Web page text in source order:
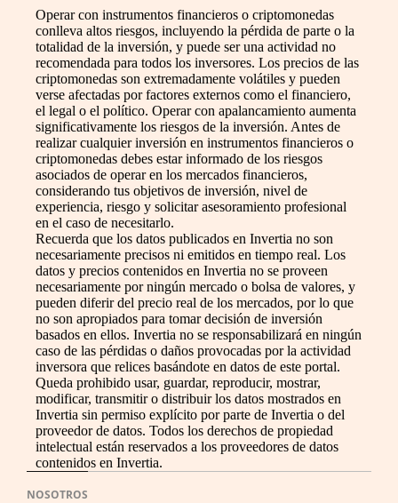
Operar con instrumentos financieros o criptomonedas
conlleva altos riesgos, incluyendo la pérdida de parte o la
totalidad de la inversión, y puede ser una actividad no
recomendada para todos los inversores. Los precios de las
criptomonedas son extremadamente volátiles y pueden
verse afectadas por factores externos como el financiero,
el legal o el político. Operar con apalancamiento aumenta
significativamente los riesgos de la inversión. Antes de
realizar cualquier inversión en instrumentos financieros o
criptomonedas debes estar informado de los riesgos
asociados de operar en los mercados financieros,
considerando tus objetivos de inversión, nivel de
experiencia, riesgo y solicitar asesoramiento profesional
en el caso de necesitarlo.
Recuerda que los datos publicados en Invertia no son
necesariamente precisos ni emitidos en tiempo real. Los
datos y precios contenidos en Invertia no se proveen
necesariamente por ningún mercado o bolsa de valores, y
pueden diferir del precio real de los mercados, por lo que
no son apropiados para tomar decisión de inversión
basados en ellos. Invertia no se responsabilizará en ningún
caso de las pérdidas o daños provocadas por la actividad
inversora que relices basándote en datos de este portal.
Queda prohibido usar, guardar, reproducir, mostrar,
modificar, transmitir o distribuir los datos mostrados en
Invertia sin permiso explícito por parte de Invertia o del
proveedor de datos. Todos los derechos de propiedad
intelectual están reservados a los proveedores de datos
contenidos en Invertia.
NOSOTROS